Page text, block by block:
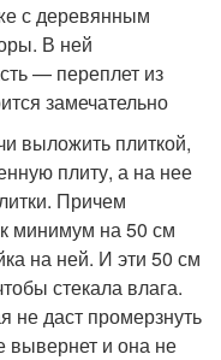
с деревянным
В ней
— переплет из
замечательно
выложить плиткой,
плиту, а на нее
Причем
минимум на 50 см
на ней. И эти 50 см
стекала влага.
не даст промерзнуть
вывернет и она не